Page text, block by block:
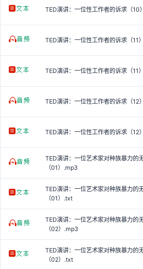
TED演讲：一位性工作者的诉求（10
TED演讲：一位性工作者的诉求（11
TED演讲：一位性工作者的诉求（11
TED演讲：一位性工作者的诉求（12
TED演讲：一位性工作者的诉求（12
TED演讲：一位艺术家对种族暴力的
（01）.mp3
TED演讲：一位艺术家对种族暴力的
（01）.txt
TED演讲：一位艺术家对种族暴力的
（02）.mp3
TED演讲：一位艺术家对种族暴力的
（02）.txt